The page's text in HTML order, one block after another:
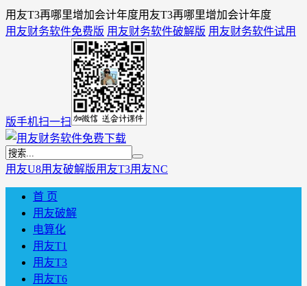
用友T3再哪里增加会计年度用友T3再哪里增加会计年度
用友财务软件免费版 用友财务软件破解版 用友财务软件试用
版手机扫一扫
用友U8用友破解版用友T3用友NC
首 页
用友破解
电算化
用友T1
用友T3
用友T6